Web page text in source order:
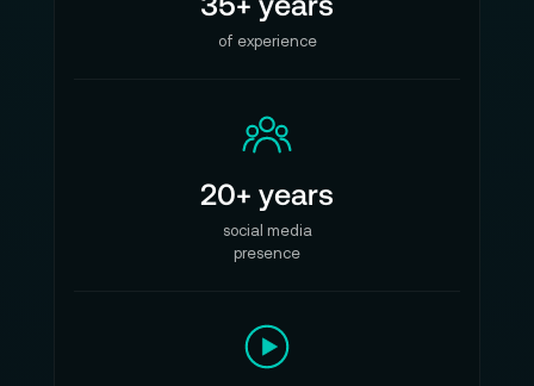
of experience
20+ years
social media
presence